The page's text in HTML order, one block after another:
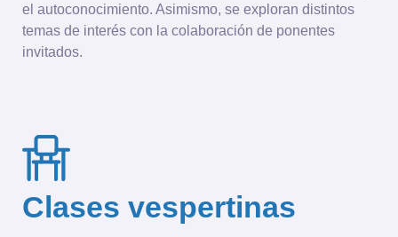
el autoconocimiento. Asimismo, se exploran distintos
temas de interés con la colaboración de ponentes
invitados.
Clases vespertinas